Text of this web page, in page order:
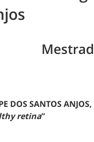
DOS SANTOS ANJOS,
retina”